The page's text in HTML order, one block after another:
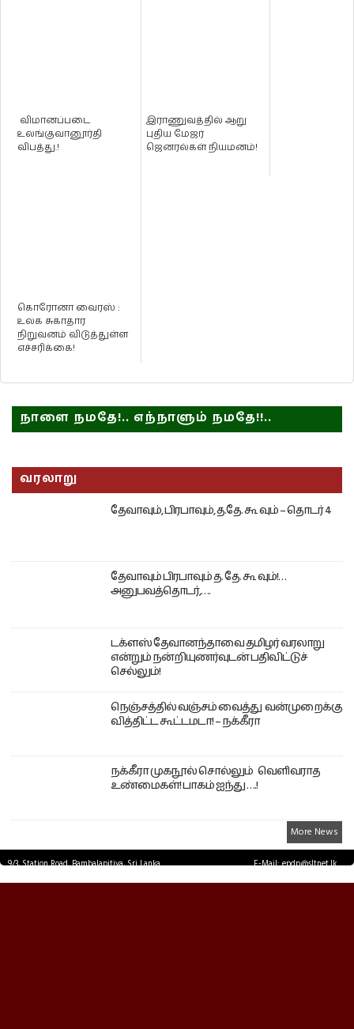
விமானப்படை
உலங்குவானூர்தி
விபத்து.!
இராணுவத்தில் ஆறு
புதிய மேஜர்
ஜெனரல்கள் நியமனம்!
கொரோனா வைரஸ் :
உலக சுகாதார
நிறுவனம் விடுத்துள்ள
எச்சரிக்கை!
நாளை நமதே!.. எந்நாளும் நமதே!!..
வரலாறு
தேவாவும், பிரபாவும், த.தே. கூ வும் – தொடர் 4
தேவாவும் பிரபாவும் த. தே. கூ வும்!…
அனுபவத்தொடர்,….
டக்ளஸ் தேவானந்தாவை தமிழர் வரலாறு
என்றும் நன்றியுணர்வுடன் பதிவிட்டுச்
செல்லும்!
நெஞ்சத்தில் வஞ்சம் வைத்து வன்முறைக்கு
வித்திட்ட கூட்டமடா! – நக்கீரா
நக்கீரா முகநூல் சொல்லும் வெளிவராத
உண்மைகள்! பாகம் ஐந்து ….!
More News
9/3, Station Road, Bambalapitiya, Sri Lanka.
E-Mail: epdp@sltnet.lk